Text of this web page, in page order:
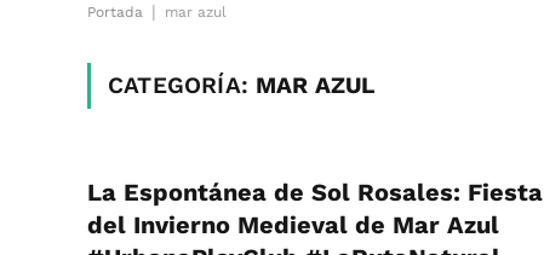
Portada mar azul
CATEGORÍA: MAR AZUL
La Espontánea de Sol Rosales: Fiesta
del Invierno Medieval de Mar Azul